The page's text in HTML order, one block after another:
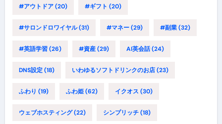
#アウトドア(20) #ギフト (20)
#サロンドロワイヤル(31) #マネー(29) #副業(32)
#英語学習(26) #資産(29) AI英会話(24)
DNS設定(18) いわゆるソフトドリンクのお店(23)
ふわり (19) ふわ姫(62) イクオス (30)
ウェブホスティング(22) シンプリッチ(18)